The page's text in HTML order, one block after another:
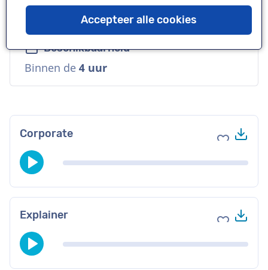
Natuurlijk
Beschikbaarheid
Binnen de 4 uur
Corporate Voeg toe
Explainer Voeg toe
Accepteer alle cookies